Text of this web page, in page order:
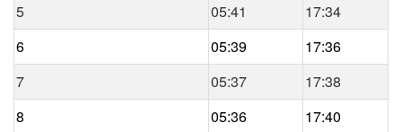
5
05:41
17:34
6
05:39
17:36
7
05:37
17:38
8
05:36
17:40